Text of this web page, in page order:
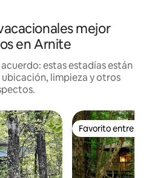
mejor
en Arnite
estas estadías están
ubicación, limpieza y otros
Favorito entre
Favorito entre